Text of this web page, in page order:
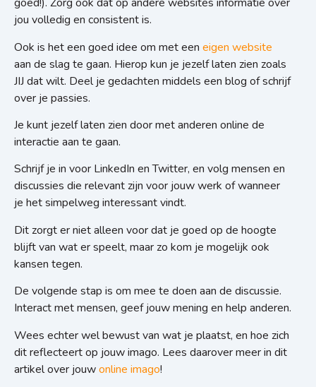
jou volledig en consistent is.
Ook is het een goed idee om met een eigen website
aan de slag te gaan. Hierop kun je jezelf laten zien zoals
JIJ dat wilt. Deel je gedachten middels een blog of schrijf
over je passies.
Je kunt jezelf laten zien door met anderen online de
interactie aan te gaan.
Schrijf je in voor LinkedIn en Twitter, en volg mensen en
discussies die relevant zijn voor jouw werk of wanneer
je het simpelweg interessant vindt.
Dit zorgt er niet alleen voor dat je goed op de hoogte
blijft van wat er speelt, maar zo kom je mogelijk ook
kansen tegen.
De volgende stap is om mee te doen aan de discussie.
Interact met mensen, geef jouw mening en help anderen.
Wees echter wel bewust van wat je plaatst, en hoe zich
dit reflecteert op jouw imago. Lees daarover meer in dit
artikel over jouwonline imago!